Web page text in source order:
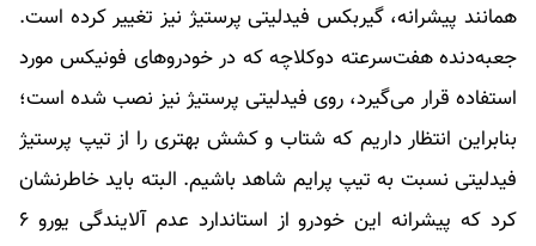
همانند پیشرانه، گیربکس فیدلیتی پرستیژ نیز تغییر کرده است.
جعبه‌دنده هفت‌سرعته دوکلاچه که در خودروهای فونیکس مورد
استفاده قرار می‌گیرد، روی فیدلیتی پرستیژ نیز نصب شده است؛
بنابراین انتظار داریم که شتاب و کشش بهتری را از تیپ پرستیژ
فیدلیتی نسبت به تیپ پرایم شاهد باشیم. البته باید خاطرنشان
کرد که پیشرانه این خودرو از استاندارد عدم آلایندگی یورو ۶